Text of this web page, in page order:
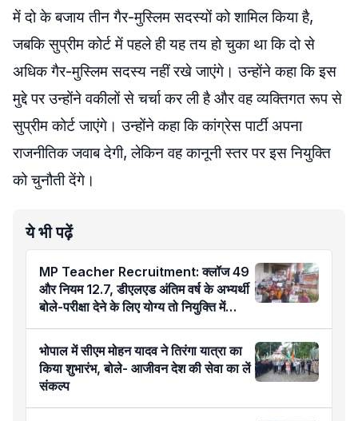
में दो के बजाय तीन गैर-मुस्लिम सदस्यों को शामिल किया है,
जबकि सुप्रीम कोर्ट में पहले ही यह तय हो चुका था कि दो से
अधिक गैर-मुस्लिम सदस्य नहीं रखे जाएंगे। उन्होंने कहा कि इस
मुद्दे पर उन्होंने वकीलों से चर्चा कर ली है और वह व्यक्तिगत रूप से
सुप्रीम कोर्ट जाएंगे। उन्होंने कहा कि कांग्रेस पार्टी अपना
राजनीतिक जवाब देगी, लेकिन वह कानूनी स्तर पर इस नियुक्ति
को चुनौती देंगे।
ये भी पढ़ें
MP Teacher Recruitment: क्लॉज 49
और नियम 12.7, डीएलएड अंतिम वर्ष के अभ्यर्थी
बोले-परीक्षा देने के लिए योग्य तो नियुक्ति में
अयोग्य कैसे?
भोपाल में सीएम मोहन यादव ने तिरंगा यात्रा का
किया शुभारंभ, बोले- आजीवन देश की सेवा का लें
संकल्प